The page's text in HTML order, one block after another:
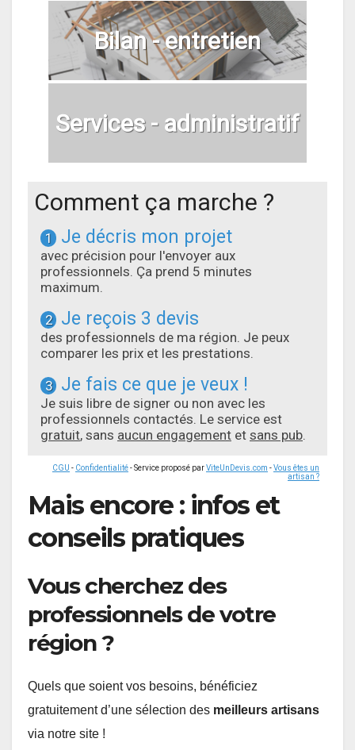
Bilan - entretien
Services - administratif
Comment ça marche ?
1 Je décris mon projet
avec précision pour l'envoyer aux
professionnels. Ça prend 5 minutes
maximum.
2 Je reçois 3 devis
des professionnels de ma région. Je peux
comparer les prix et les prestations.
3 Je fais ce que je veux !
Je suis libre de signer ou non avec les
professionnels contactés. Le service est
gratuit, sans aucun engagement et sans pub.
CGU - Confidentialité- Service proposé parViteUnDevis.com -Vous êtes un
artisan ?
Mais encore : infos et
conseils pratiques
Vous cherchez des
professionnels de votre
région ?
Quels que soient vos besoins, bénéficiez
gratuitement d’une sélection des meilleurs artisans
via notre site !